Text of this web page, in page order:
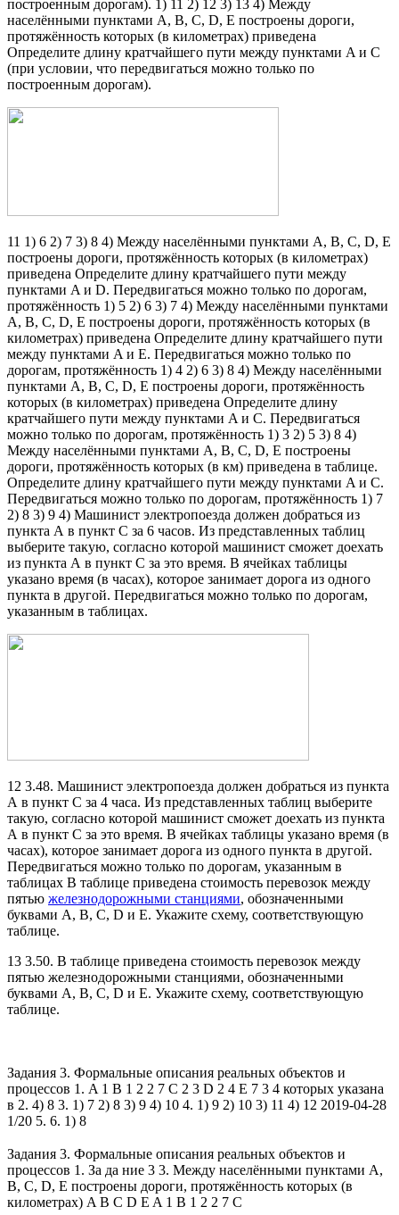
построенным дорогам). 1) 11 2) 12 3) 13 4) Между
населёнными пунктами A, B, C, D, E построены дороги,
протяжённость которых (в километрах) приведена
Определите длину кратчайшего пути между пунктами A и C
(при условии, что передвигаться можно только по
построенным дорогам).
11 1) 6 2) 7 3) 8 4) Между населёнными пунктами A, B, C, D, E
построены дороги, протяжённость которых (в километрах)
приведена Определите длину кратчайшего пути между
пунктами A и D. Передвигаться можно только по дорогам,
протяжённость 1) 5 2) 6 3) 7 4) Между населёнными пунктами
A, B, C, D, E построены дороги, протяжённость которых (в
километрах) приведена Определите длину кратчайшего пути
между пунктами A и E. Передвигаться можно только по
дорогам, протяжённость 1) 4 2) 6 3) 8 4) Между населёнными
пунктами A, B, C, D, E построены дороги, протяжённость
которых (в километрах) приведена Определите длину
кратчайшего пути между пунктами A и C. Передвигаться
можно только по дорогам, протяжённость 1) 3 2) 5 3) 8 4)
Между населёнными пунктами A, B, C, D, E построены
дороги, протяжённость которых (в км) приведена в таблице.
Определите длину кратчайшего пути между пунктами A и C.
Передвигаться можно только по дорогам, протяжённость 1) 7
2) 8 3) 9 4) Машинист электропоезда должен добраться из
пункта А в пункт C за 6 часов. Из представленных таблиц
выберите такую, согласно которой машинист сможет доехать
из пункта А в пункт C за это время. В ячейках таблицы
указано время (в часах), которое занимает дорога из одного
пункта в другой. Передвигаться можно только по дорогам,
указанным в таблицах.
12 3.48. Машинист электропоезда должен добраться из пункта
А в пункт C за 4 часа. Из представленных таблиц выберите
такую, согласно которой машинист сможет доехать из пункта
А в пункт C за это время. В ячейках таблицы указано время (в
часах), которое занимает дорога из одного пункта в другой.
Передвигаться можно только по дорогам, указанным в
таблицах В таблице приведена стоимость перевозок между
пятью железнодорожными станциями, обозначенными
буквами A, B, C, D и E. Укажите схему, соответствующую
таблице.
13 3.50. В таблице приведена стоимость перевозок между
пятью железнодорожными станциями, обозначенными
буквами A, B, C, D и E. Укажите схему, соответствующую
таблице.
Задания 3. Формальные описания реальных объектов и
процессов 1. A 1 B 1 2 2 7 C 2 3 D 2 4 E 7 3 4 которых указана
в 2. 4) 8 3. 1) 7 2) 8 3) 9 4) 10 4. 1) 9 2) 10 3) 11 4) 12 2019-04-28
1/20 5. 6. 1) 8
Задания 3. Формальные описания реальных объектов и
процессов 1. За да ние 3 3. Между населёнными пунктами А,
В, С, D, Е построены дороги, протяжённость которых (в
километрах) A B C D E A 1 B 1 2 2 7 C